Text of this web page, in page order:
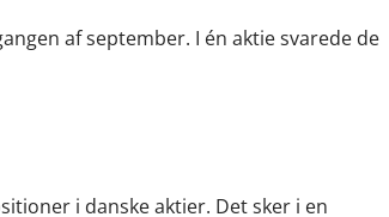
af september. I én aktie svarede de
i danske aktier. Det sker i en